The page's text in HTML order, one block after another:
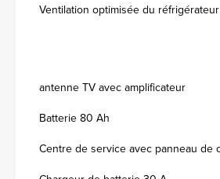
Ventilation optimisée du réfrigérateur
antenne TV avec amplificateur
Batterie 80 Ah
Centre de service avec panneau de